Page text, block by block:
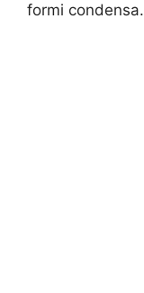
formi condensa.